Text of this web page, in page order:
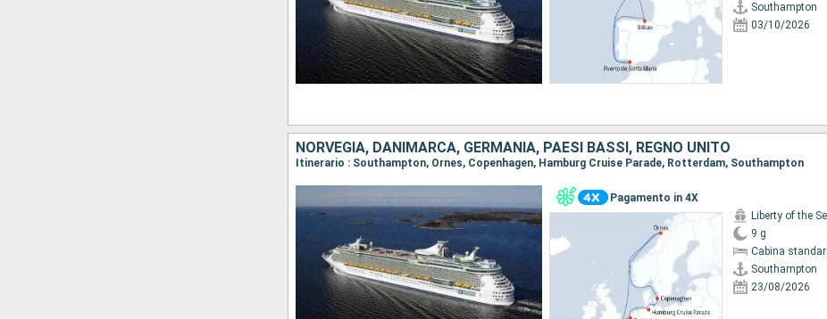
Southampton
03/10/2026
NORVEGIA, DANIMARCA, GERMANIA, PAESI BASSI, REGNO UNITO
Itinerario : Southampton, Ornes, Copenhagen, Hamburg Cruise Parade, Rotterdam, Southampton
Pagamento in 4X
Liberty of the
9 g
Cabina
Southampton
23/08/2026